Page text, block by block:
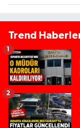
Trend
2